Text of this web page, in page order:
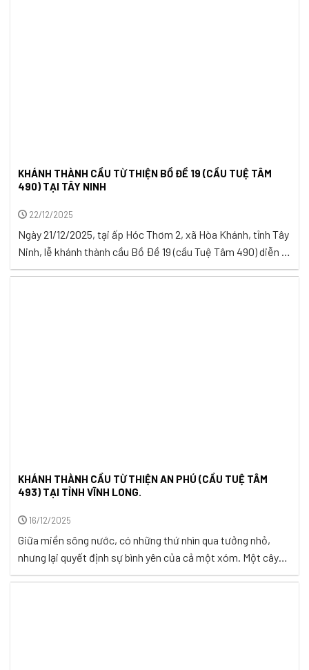
KHÁNH THÀNH CẦU TỪ THIỆN BỒ ĐỀ 19 (CẦU TUỆ TÂM
490) TẠI TÂY NINH
22/12/2025
Ngày 21/12/2025, tại ấp Hóc Thơm 2, xã Hòa Khánh, tỉnh Tây
Ninh, lễ khánh thành cầu Bồ Đề 19 (cầu Tuệ Tâm 490) diễn ra
trong bầu không khí hân hoan và lắng đọng. Đây là thời điểm
KHÁNH THÀNH CẦU TỪ THIỆN AN PHÚ (CẦU TUỆ TÂM
493) TẠI TỈNH VĨNH LONG.
16/12/2025
Giữa miền sông nước, có những thứ nhìn qua tưởng nhỏ,
nhưng lại quyết định sự bình yên của cả một xóm. Một cây
cầu nhỏ là nhịp nối với hơn chục mét bê tông bắc ngang con